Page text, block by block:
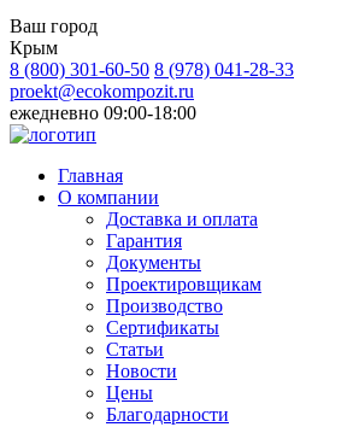
Ваш город
Крым
8 (800) 301-60-50 8 (978) 041-28-33
proekt@ecokompozit.ru
ежедневно 09:00-18:00
Главная
О компании
Доставка и оплата
Гарантия
Документы
Проектировщикам
Производство
Сертификаты
Статьи
Новости
Цены
Благодарности